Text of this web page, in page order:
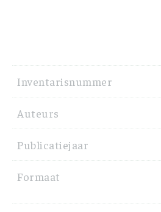
Inventarisnummer
Auteurs
Publicatiejaar
Formaat